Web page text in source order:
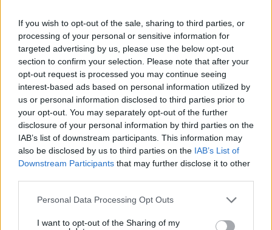
If you wish to opt-out of the sale, sharing to third parties, or
processing of your personal or sensitive information for
targeted advertising by us, please use the below opt-out
section to confirm your selection. Please note that after your
opt-out request is processed you may continue seeing
interest-based ads based on personal information utilized by
us or personal information disclosed to third parties prior to
your opt-out. You may separately opt-out of the further
disclosure of your personal information by third parties on the
IAB’s list of downstream participants. This information may
also be disclosed by us to third parties on the IAB’s List of
Downstream Participants that may further disclose it to other
Please note that this website/app uses one or more Google
not limited to your visit or usage behaviour. You may click to
Personal Data Processing Opt Outs
I want to opt-out of the Sharing of my
Εγκαταλείπει το κόμμα Καρυστιανού και ο
επιχειρηματίας Νίκος Μπρουτζάκης: Καταγγέλλει
08.08.2026, 18:48